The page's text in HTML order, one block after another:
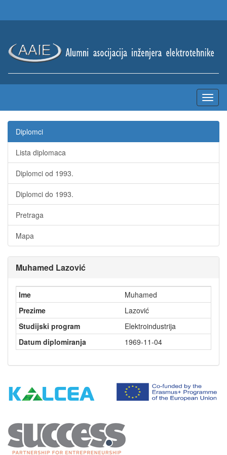
Diplomci
Lista diplomaca
Diplomci od 1993.
Diplomci do 1993.
Pretraga
Mapa
Muhamed Lazović
Ime
Muhamed
Prezime
Lazović
Studijski program
Elektroindustrija
Datum diplomiranja
1969-11-04